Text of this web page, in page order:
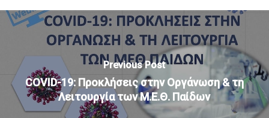
Previous Post
COVID-19: Προκλήσεις στην Οργάνωση & τη
Λειτουργία των Μ.Ε.Θ. Παίδων